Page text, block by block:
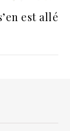
est allé